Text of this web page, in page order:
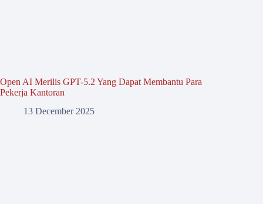
Open AI Merilis GPT-5.2 Yang Dapat Membantu Para
Pekerja Kantoran
13 December 2025